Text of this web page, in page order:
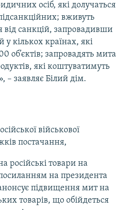
осіб, які долучаться
вживуть
від санкцій, запровадивши
у кількох країнах, які
об’єктів; запровадять мита
які коштуватимуть
– заявляє Білий дім.
військової
постачання,
російські товари на
на президента
підвищення мит на
товарів, що обійдеться